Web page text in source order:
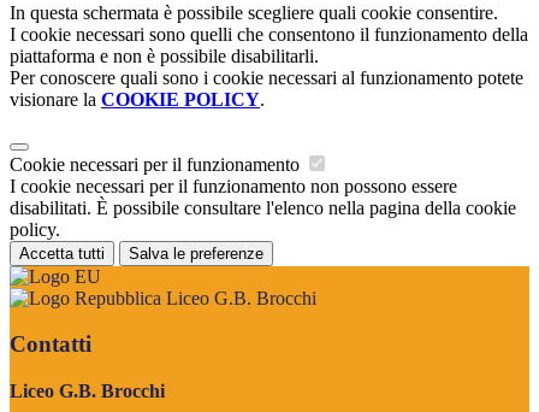
In questa schermata è possibile scegliere quali cookie consentire.
I cookie necessari sono quelli che consentono il funzionamento della
piattaforma e non è possibile disabilitarli.
Per conoscere quali sono i cookie necessari al funzionamento potete
visionare la COOKIE POLICY.
Cookie necessari per il funzionamento
I cookie necessari per il funzionamento non possono essere
disabilitati. È possibile consultare l'elenco nella pagina della cookie
policy.
Accetta tutti Salva le preferenze
Liceo G.B. Brocchi
Contatti
Liceo G.B. Brocchi